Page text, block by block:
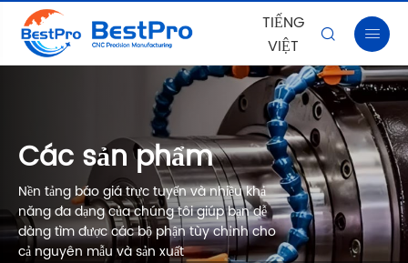
TIẾNG
VIỆT
 
Các sản phẩm
Nền tảng báo giá trực tuyến và nhiều khả
năng đa dạng của chúng tôi giúp bạn dễ
dàng tìm được các bộ phận tùy chỉnh cho
cả nguyên mẫu và sản xuất